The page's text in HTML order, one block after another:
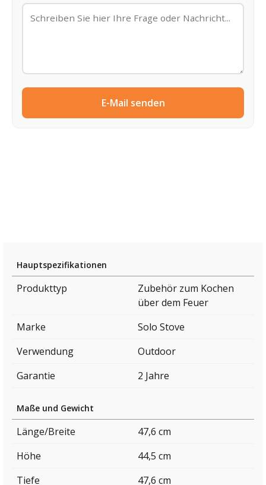
E-Mail senden
Hauptspezifikationen
Produkttyp
Zubehör zum Kochen
über dem Feuer
Marke
Solo Stove
Verwendung
Outdoor
Garantie
2 Jahre
Maße und Gewicht
Länge/Breite
47,6 cm
Höhe
44,5 cm
Tiefe
47,6 cm